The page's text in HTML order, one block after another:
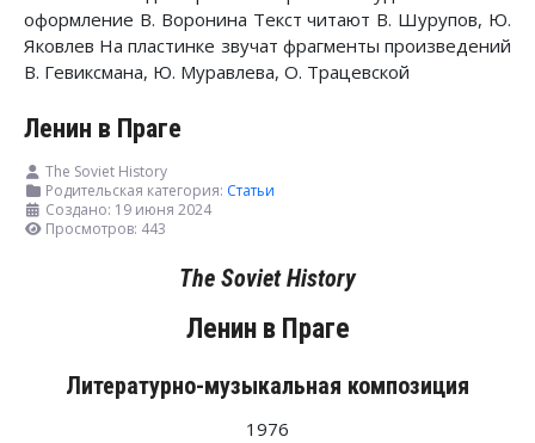
оформление В. Воронина Текст читают В. Шурупов, Ю.
Яковлев На пластинке звучат фрагменты произведений
В. Гевиксмана, Ю. Муравлева, О. Трацевской
Ленин в Праге
The Soviet History
Родительская категория: Статьи
Создано: 19 июня 2024
Просмотров: 443
The Soviet History
Ленин в Праге
Литературно-музыкальная композиция
1976